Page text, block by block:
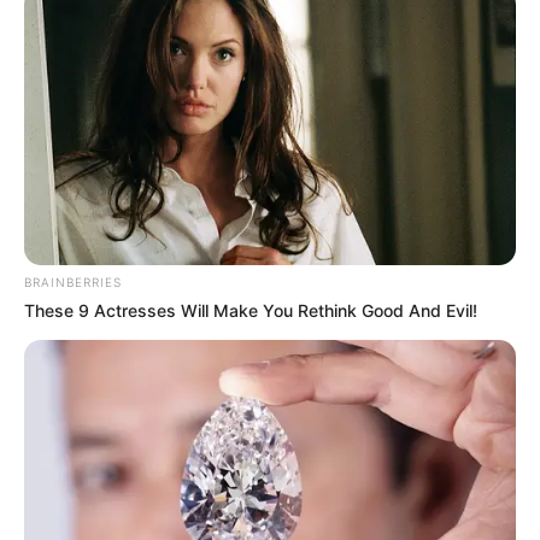
Baca juga: Biodata, Profil, dan Fakta Alif Gustakhiyat (Alip
Ba Ta)
BRAINBERRIES
These 9 Actresses Will Make You Rethink Good And Evil!